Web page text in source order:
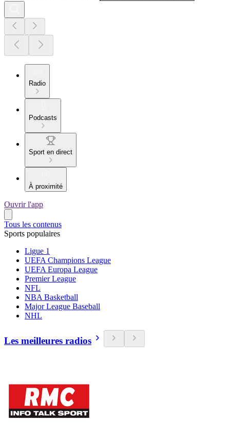
Radio
Podcasts
Sport en direct
À proximité
Ouvrir l'app
Tous les contenus
Sports populaires
Ligue 1
UEFA Champions League
UEFA Europa League
Premier League
NFL
NBA Basketball
Major League Baseball
NHL
Les meilleures radios